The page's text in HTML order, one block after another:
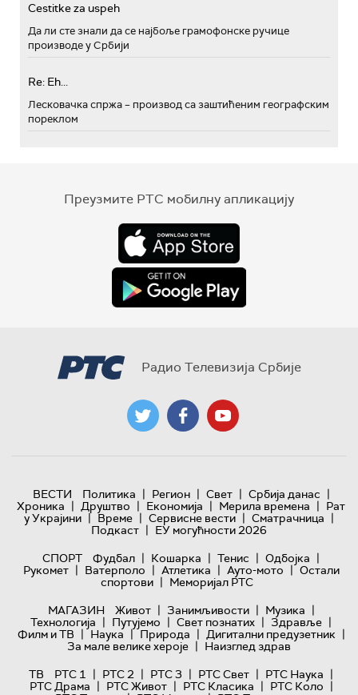
Cestitke za uspeh
Да ли сте знали да се најбоље грамофонске ручице
производе у Србији
Re: Eh...
Лесковачка спржа – производ са заштићеним географским
пореклом
Преузмите РТС мобилну апликацију
Радио Телевизија Србије
ВЕСТИ Политика | Регион | Свет | Србија данас |
Хроника | Друштво | Економија | Мерила времена | Рат
у Украјини | Време | Сервисне вести | Сматрачница |
Подкаст | ЕУ могућности 2026
СПОРТ
Фудбал | Кошарка | Тенис | Одбојка |
Рукомет | Ватерполо | Атлетика | Ауто-мото | Остали
спортови | Меморијал РТС
МАГАЗИН
Живот | Занимљивости | Музика |
Технологијa | Путујемо | Свет познатих | Здравље |
Филм и ТВ | Наука | Природа | Дигитални предузетник |
За мале велике хероје | Наизглед здрав
ТВ
РТС 1 | РТС 2 | РТС 3 | РТС Свет | РТС Наука |
РТС Драма | РТС Живот | РТС Класика | РТС Коло |